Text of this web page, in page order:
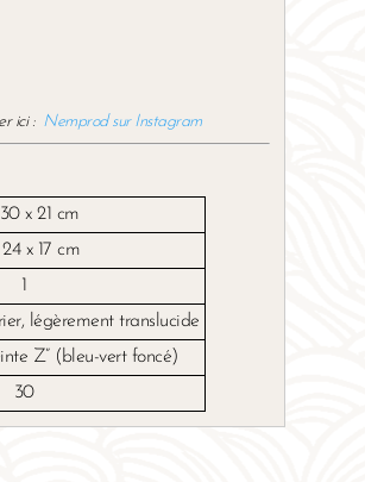
ici : Nemprod sur Instagram
x 21 cm
x 17 cm
1
légèrement translucide
Z” (bleu-vert foncé)
30